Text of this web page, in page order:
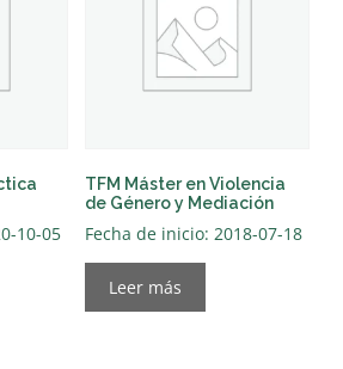
10-05
TFM Máster en Violencia
de Género y Mediación
Fecha de inicio: 2018-07-18
Leer más